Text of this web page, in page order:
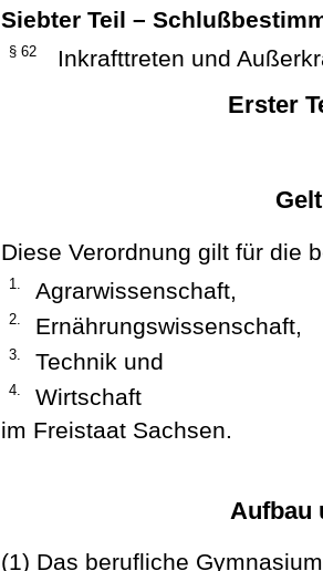
Siebter Teil –
§ 62 Inkrafttreten und
Erster
Diese Verordnung gilt für die
1. Agrarwissenschaft,
2. Ernährungswissenschaft,
3. Technik und
4.
Wirtschaft
im Freistaat Sachsen.
Aufbau
(1) Das berufliche